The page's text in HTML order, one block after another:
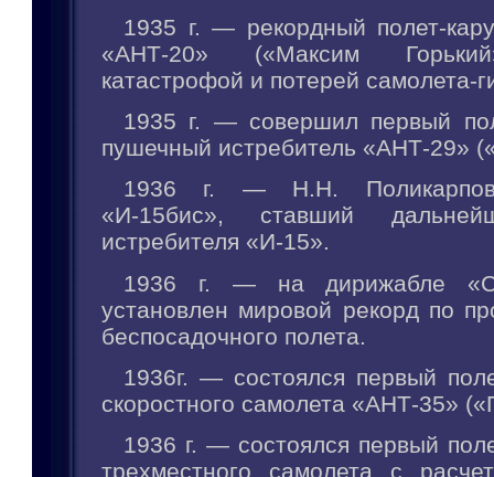
1935 г. — рекордный полет-
«АНТ-20» («Максим
катастрофой и потерей самолета-
1935 г. — совершил первый
пушечный истребитель «АНТ-29»
1936 г. — Н.Н.
«И-15бис», ставший
истребителя «И-15».
1936 г. — на дирижабле
установлен мировой рекорд по
беспосадочного полета.
1936г. — состоялся первый
скоростного самолета «АНТ-35»
1936 г. — состоялся первый
трехместного самолета с